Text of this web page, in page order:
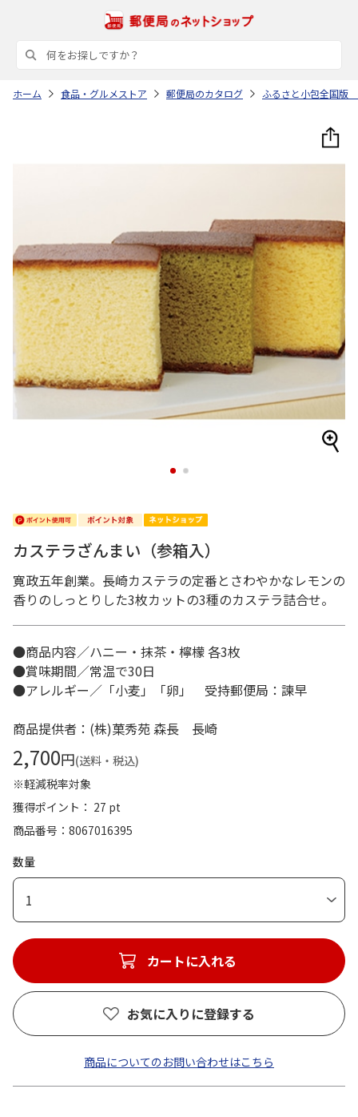
ホーム 食品・グルメストア 郵便局のカタログ ふるさと小包全国版
1 2
カステラざんまい（参箱入）
寛政五年創業。長崎カステラの定番とさわやかなレモンの
香りのしっとりした3枚カットの3種のカステラ詰合せ。
●商品内容／ハニー・抹茶・檸檬 各3枚
●賞味期間／常温で30日
●アレルギー／「小麦」「卵」 受持郵便局：諫早
商品提供者：(株)菓秀苑 森長 長崎
2,700円(送料・税込)
※軽減税率対象
獲得ポイント： 27 pt
商品番号
8067016395
数量
1
カートに入れる
お気に入りに登録する
商品についてのお問い合わせはこちら